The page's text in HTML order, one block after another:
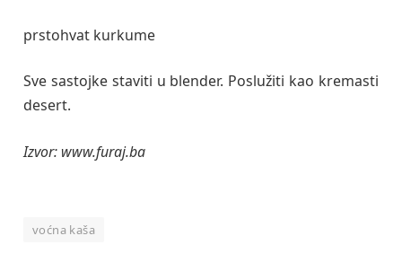
prstohvat kurkume
Sve sastojke staviti u blender. Poslužiti kao kremasti
desert.
Izvor: www.furaj.ba
voćna kaša